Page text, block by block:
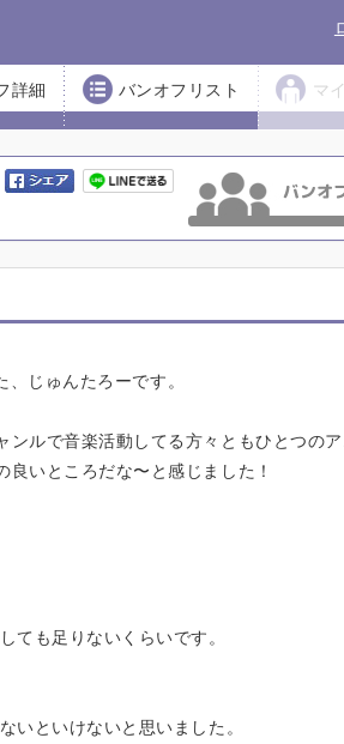
詳細 バンオフリスト マ
じゅんたろーです。
ルで音楽活動してる方々ともひとつのア
いところだな〜と感じました！
も足りないくらいです。
いといけないと思いました。